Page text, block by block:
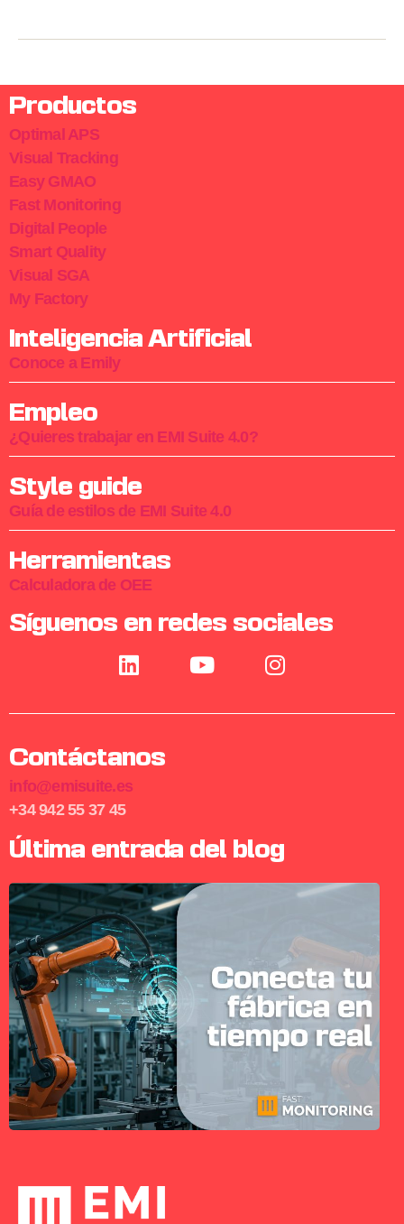
Productos
Optimal APS
Visual Tracking
Easy GMAO
Fast Monitoring
Digital People
Smart Quality
Visual SGA
My Factory
Inteligencia Artificial
Conoce a Emily
Empleo
¿Quieres trabajar en EMI Suite 4.0?
Style guide
Guía de estilos de EMI Suite 4.0
Herramientas
Calculadora de OEE
Síguenos en redes sociales
Contáctanos
info@emisuite.es
+34 942 55 37 45
Última entrada del blog